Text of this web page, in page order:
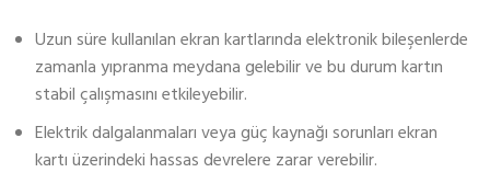
Uzun süre kullanılan ekran kartlarında elektronik bileşenlerde
zamanla yıpranma meydana gelebilir ve bu durum kartın
stabil çalışmasını etkileyebilir.
Elektrik dalgalanmaları veya güç kaynağı sorunları ekran
kartı üzerindeki hassas devrelere zarar verebilir.